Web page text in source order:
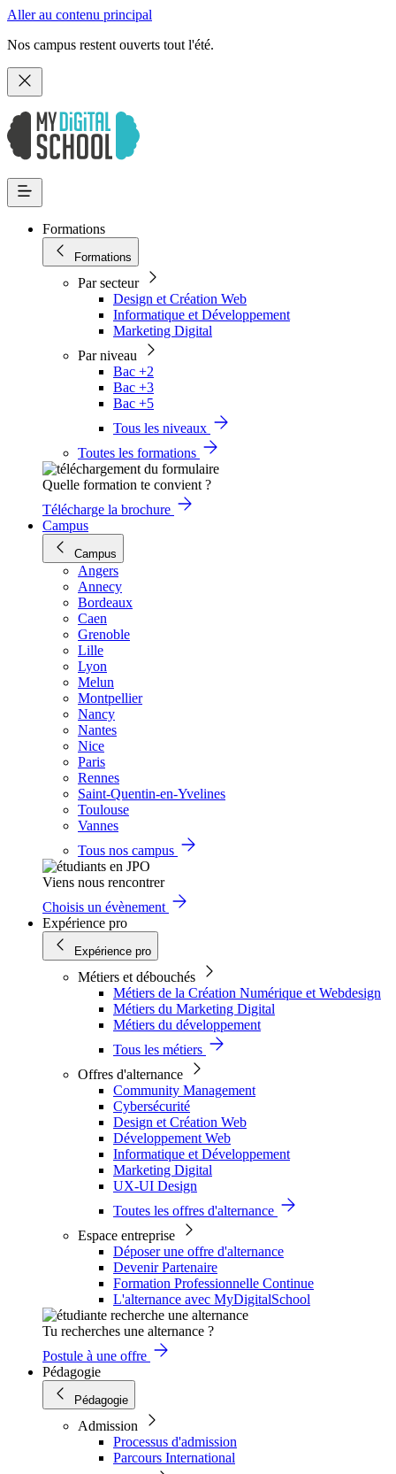
Aller au contenu principal
Nos campus restent ouverts tout l'été.
Formations
Formations
Par secteur
Design et Création Web
Informatique et Développement
Marketing Digital
Par niveau
Bac +2
Bac +3
Bac +5
Tous les niveaux
Toutes les formations
Quelle formation te convient ?
Télécharge la brochure
Campus
Campus
Angers
Annecy
Bordeaux
Caen
Grenoble
Lille
Lyon
Melun
Montpellier
Nancy
Nantes
Nice
Paris
Rennes
Saint-Quentin-en-Yvelines
Toulouse
Vannes
Tous nos campus
Viens nous rencontrer
Choisis un évènement
Expérience pro
Expérience pro
Métiers et débouchés
Métiers de la Création Numérique et Webdesign
Métiers du Marketing Digital
Métiers du développement
Tous les métiers
Offres d'alternance
Community Management
Cybersécurité
Design et Création Web
Développement Web
Informatique et Développement
Marketing Digital
UX-UI Design
Toutes les offres d'alternance
Espace entreprise
Déposer une offre d'alternance
Devenir Partenaire
Formation Professionnelle Continue
L'alternance avec MyDigitalSchool
Tu recherches une alternance ?
Postule à une offre
Pédagogie
Pédagogie
Admission
Processus d'admission
Parcours International